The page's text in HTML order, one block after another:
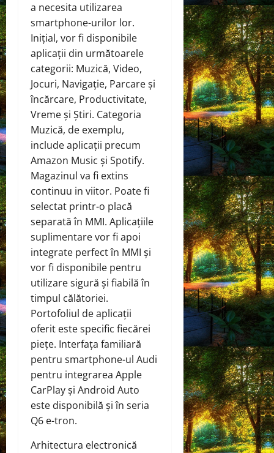
a necesita utilizarea
smartphone-urilor lor.
Inițial, vor fi disponibile
aplicații din următoarele
categorii: Muzică, Video,
Jocuri, Navigație, Parcare și
încărcare, Productivitate,
Vreme și Știri. Categoria
Muzică, de exemplu,
include aplicații precum
Amazon Music și Spotify.
Magazinul va fi extins
continuu in viitor. Poate fi
selectat printr-o placă
separată în MMI. Aplicațiile
suplimentare vor fi apoi
integrate perfect în MMI și
vor fi disponibile pentru
utilizare sigură și fiabilă în
timpul călătoriei.
Portofoliul de aplicații
oferit este specific fiecărei
piețe. Interfața familiară
pentru smartphone-ul Audi
pentru integrarea Apple
CarPlay și Android Auto
este disponibilă și în seria
Q6 e-tron.
Arhitectura electronică